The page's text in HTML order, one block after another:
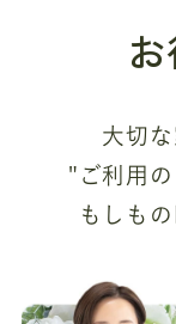
大切
"ご利用
もしも